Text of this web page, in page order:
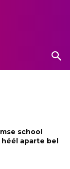
school
aparte bel